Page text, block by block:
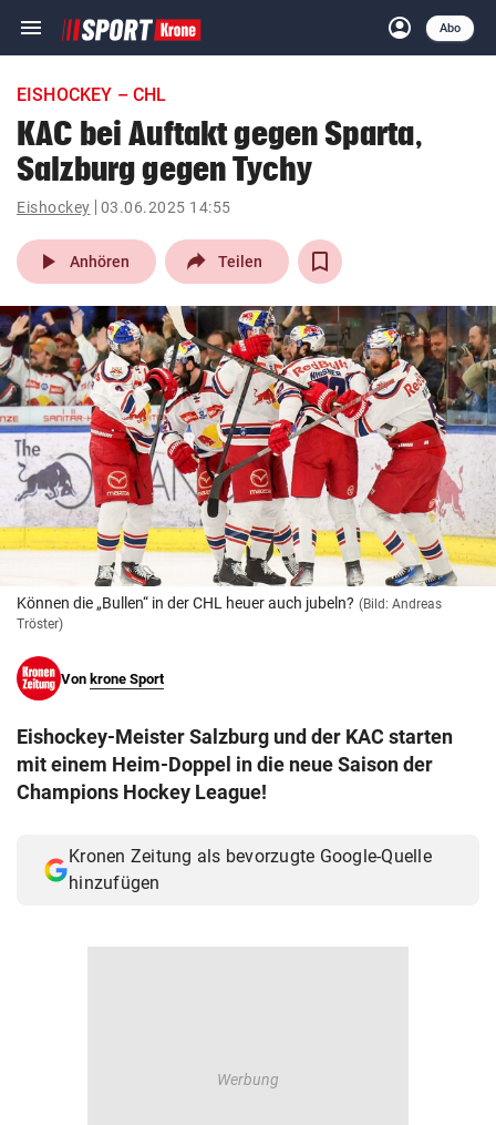
menu Navigation
ein-/ausklappen
account_circle
Anmelden
Abo
close Schließen
account_circle Anmelden
pin_drop
Wien arrow_right
bookmark
search
Suchbegriff
eingeben
© Krone Multimedia GmbH & Co KG 2026
Muthgasse 2, 1190 Wien
EISHOCKEY – CHL
KAC bei Auftakt gegen Sparta,
Salzburg gegen Tychy
Eishockey 03.06.2025 14:55
play_arrow Anhören Teilen
Können die „Bullen“ in der CHL heuer auch jubeln? (Bild: Andreas
Tröster)
Von krone Sport
Eishockey-Meister Salzburg und der KAC starten
mit einem Heim-Doppel in die neue Saison der
Champions Hockey League!
Kronen Zeitung als bevorzugte Google-Quelle
hinzufügen